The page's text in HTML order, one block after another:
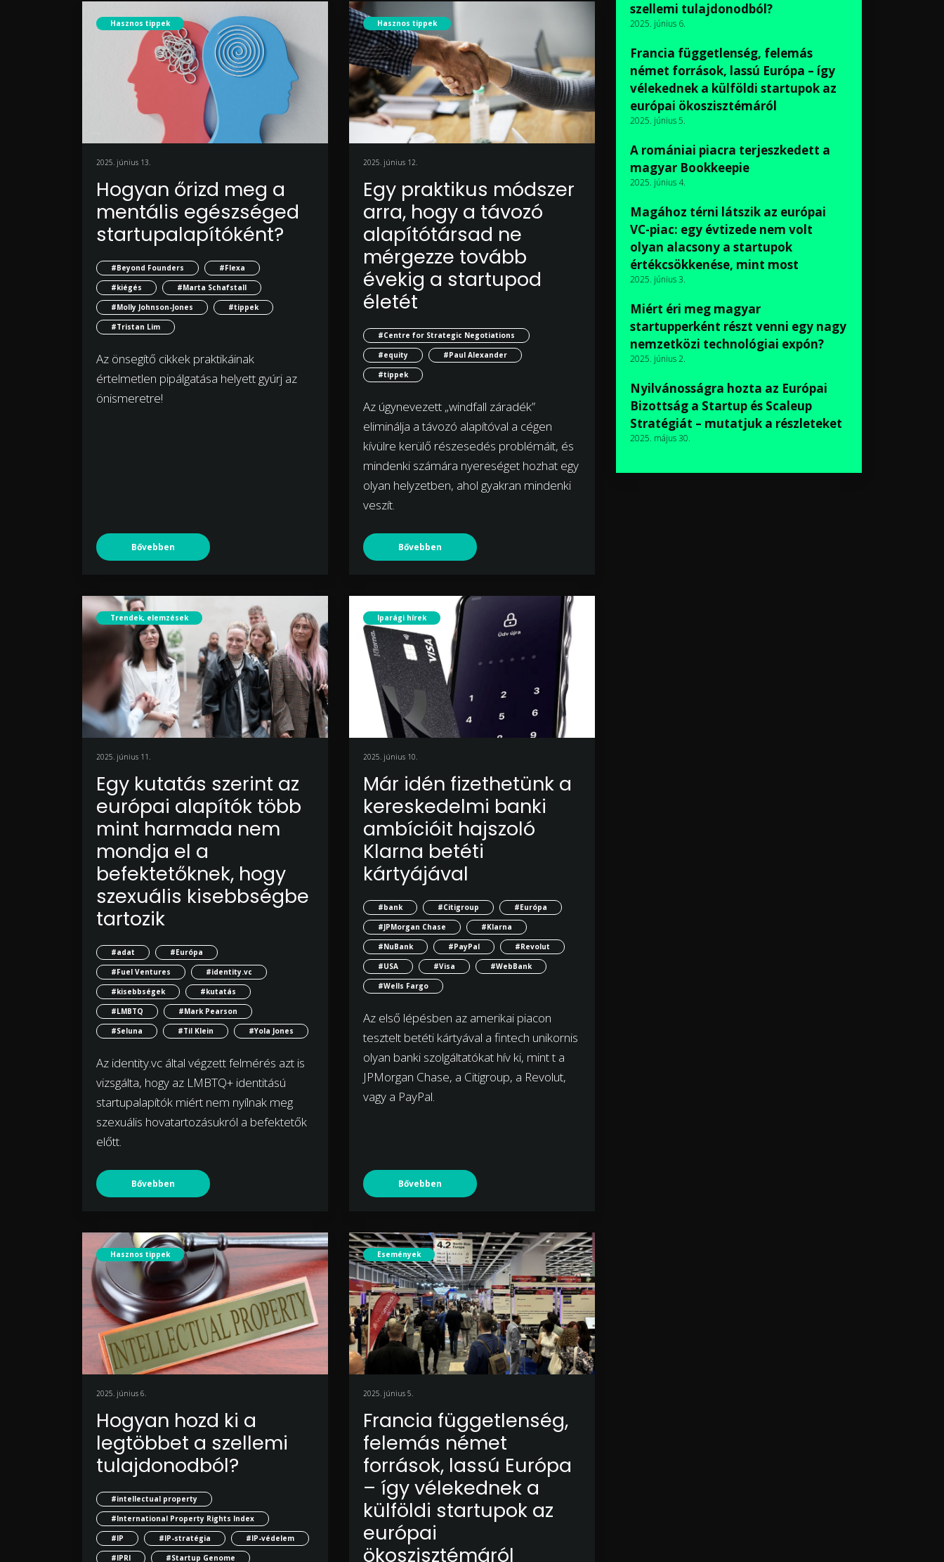
Hasznos tippek
2025. június 13.
Hogyan őrizd meg a
mentális egészséged
startupalapítóként?
#Beyond Founders
#Flexa
#kiégés
#Marta Schafstall
#Molly Johnson-Jones
#tippek
#Tristan Lim
Az önsegítő cikkek praktikáinak
értelmetlen pipálgatása helyett gyúrj az
önismeretre!
Bővebben
Hasznos tippek
2025. június 12.
Egy praktikus módszer
arra, hogy a távozó
alapítótársad ne
mérgezze tovább
évekig a startupod
életét
#Centre for Strategic Negotiations
#equity
#Paul Alexander
#tippek
Az úgynevezett „windfall záradék”
eliminálja a távozó alapítóval a cégen
kívülre kerülő részesedés problémáit, és
mindenki számára nyereséget hozhat egy
olyan helyzetben, ahol gyakran mindenki
veszít.
Bővebben
Trendek, elemzések
2025. június 11.
Egy kutatás szerint az
európai alapítók több
mint harmada nem
mondja el a
befektetőknek, hogy
szexuális kisebbségbe
tartozik
#adat
#Európa
#Fuel Ventures
#identity.vc
#kisebbségek
#kutatás
#LMBTQ
#Mark Pearson
#Seluna
#Til Klein #Yola Jones
Az identity.vc által végzett felmérés azt is
vizsgálta, hogy az LMBTQ+ identitású
startupalapítók miért nem nyílnak meg
szexuális hovatartozásukról a befektetők
előtt.
Bővebben
Iparági hírek
2025. június 10.
Már idén fizethetünk a
kereskedelmi banki
ambícióit hajszoló
Klarna betéti
kártyájával
#bank #Citigroup
#Európa
#JPMorgan Chase
#Klarna
#NuBank
#PayPal
#Revolut
#USA
#Visa
#WebBank
#Wells Fargo
Az első lépésben az amerikai piacon
tesztelt betéti kártyával a fintech unikornis
olyan banki szolgáltatókat hív ki, mint t a
JPMorgan Chase, a Citigroup, a Revolut,
vagy a PayPal.
Bővebben
Hasznos tippek
2025. június 6.
Hogyan hozd ki a
legtöbbet a szellemi
tulajdonodból?
#intellectual property
#International Property Rights Index
#IP
#IP-stratégia
#IP-védelem
#IPRI
#Startup Genome
Események
2025. június 5.
Francia függetlenség,
felemás német
források, lassú Európa
– így vélekednek a
külföldi startupok az
európai
ökoszisztémáról
szellemi tulajdonodból?
2025. június 6.
Francia függetlenség, felemás
német források, lassú Európa – így
vélekednek a külföldi startupok az
európai ökoszisztémáról
2025. június 5.
A romániai piacra terjeszkedett a
magyar Bookkeepie
2025. június 4.
Magához térni látszik az európai
VC-piac: egy évtizede nem volt
olyan alacsony a startupok
értékcsökkenése, mint most
2025. június 3.
Miért éri meg magyar
startupperként részt venni egy nagy
nemzetközi technológiai expón?
2025. június 2.
Nyilvánosságra hozta az Európai
Bizottság a Startup és Scaleup
Stratégiát – mutatjuk a részleteket
2025. május 30.